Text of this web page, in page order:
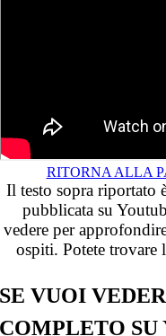
RITORNA ALLA
Il testo sopra riportato
pubblicata su
vedere per
ospiti. Potete trovare
SE VUOI
COMPLETO SU